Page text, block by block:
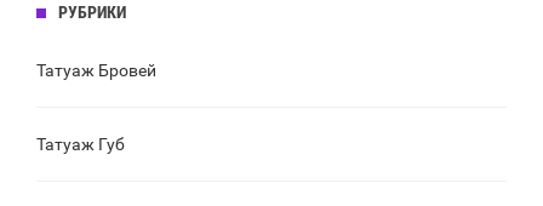
РУБРИКИ
Татуаж Бровей
Татуаж Губ